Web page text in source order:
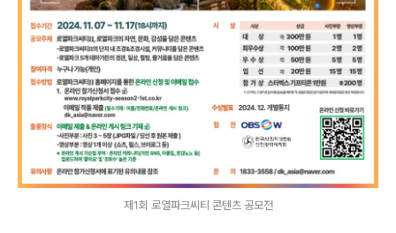
제1회 로열파크씨티 콘텐츠 공모전